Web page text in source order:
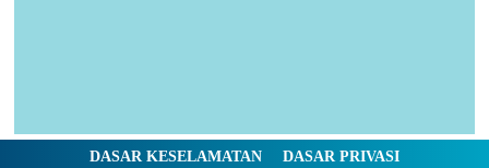
DASAR KESELAMATAN
DASAR PRIVASI